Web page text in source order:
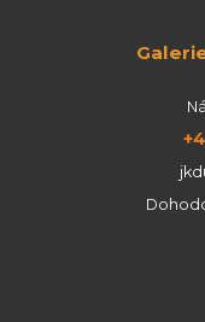
Galerie